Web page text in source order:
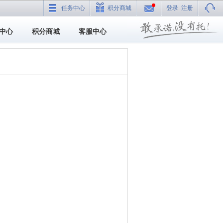
任务中心 积分商城 登录 注册
心 积分商城 客服中心